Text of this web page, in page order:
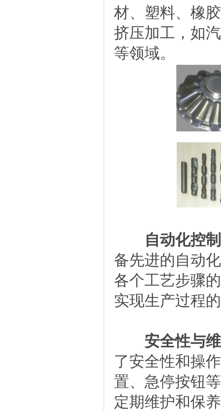
材、塑料、橡
挤压加工，如
等领域。
自动化控
备先进的自动
各个工艺步骤
实现生产过程
安全性与
了安全性和操
置、急停按钮
定期维护和保